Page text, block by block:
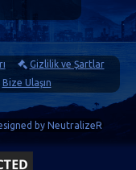
Gizlilik ve Şartlar
Bize Ulaşın
by NeutralizeR